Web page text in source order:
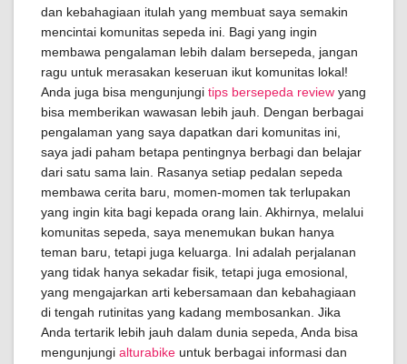
dan kebahagiaan itulah yang membuat saya semakin
mencintai komunitas sepeda ini. Bagi yang ingin
membawa pengalaman lebih dalam bersepeda, jangan
ragu untuk merasakan keseruan ikut komunitas lokal!
Anda juga bisa mengunjungi tips bersepeda review yang
bisa memberikan wawasan lebih jauh. Dengan berbagai
pengalaman yang saya dapatkan dari komunitas ini,
saya jadi paham betapa pentingnya berbagi dan belajar
dari satu sama lain. Rasanya setiap pedalan sepeda
membawa cerita baru, momen-momen tak terlupakan
yang ingin kita bagi kepada orang lain. Akhirnya, melalui
komunitas sepeda, saya menemukan bukan hanya
teman baru, tetapi juga keluarga. Ini adalah perjalanan
yang tidak hanya sekadar fisik, tetapi juga emosional,
yang mengajarkan arti kebersamaan dan kebahagiaan
di tengah rutinitas yang kadang membosankan. Jika
Anda tertarik lebih jauh dalam dunia sepeda, Anda bisa
mengunjungi alturabike untuk berbagai informasi dan